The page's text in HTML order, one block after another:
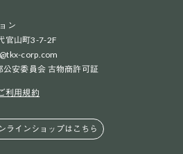
初めての方
ン
官山町3-7-2F
corp.com
安委員会 古物商許可証
利用規約
ラインショップはこちら